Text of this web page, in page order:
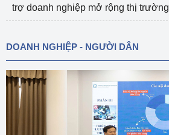
trợ doanh nghiệp mở rộng thị trường
DOANH NGHIỆP - NGƯỜI DÂN